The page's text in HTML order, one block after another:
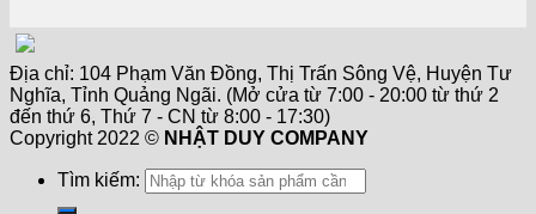
Địa chỉ: 104 Phạm Văn Đồng, Thị Trấn Sông Vệ, Huyện Tư
Nghĩa, Tỉnh Quảng Ngãi. (Mở cửa từ 7:00 - 20:00 từ thứ 2
đến thứ 6, Thứ 7 - CN từ 8:00 - 17:30)
Copyright 2022 © NHẬT DUY COMPANY
Tìm kiếm: